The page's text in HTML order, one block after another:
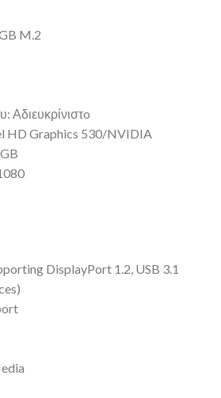
M.2
Αδιευκρίνιστo
HD Graphics 530/NVIDIA
DisplayPort 1.2, USB 3.1